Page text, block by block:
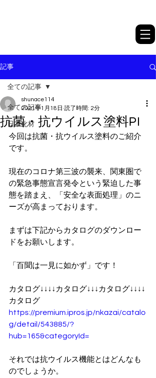
記事
全ての記事
日本化材
全ての記事
抗菌・抗ウイルス塗料PI
shunace114
2021年1月18日 読了時間: 2分
今回は抗菌・抗ウイルス塗料のご紹介
です。
現在のコロナ第三波の襲来、関東圏で
の緊急事態宣言発令という緊迫した事
態を踏まえ、「安全な表面処理」のニ
ーズが高まっております。
まずは下記からカタログのダウンロー
ドをお願いします。
「百聞は一見に如かず」です！
カタログ↓↓↓↓カタログ↓↓↓カタログ↓↓↓↓
カタログ
https://premium.ipros.jp/nkazai/catalo
g/detail/543885/?
hub=165&categoryId=
それでは抗ウイルス機能とはどんなも
のでしょうか。